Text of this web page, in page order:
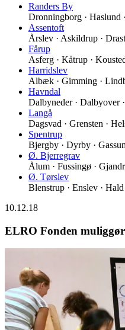
Randers By
Dronningborg · Haslund
Assentoft
Årslev · Askildrup ·
Fårup
Asferg · Kåtrup ·
Harridslev
Albæk · Gimming ·
Havndal
Dalbyneder · Dalbyover
Langå
Dagsvad · Grensten ·
Spentrup
Bjergby · Dyrby ·
Ø. Bjerregrav
Ålum · Fussingø ·
Ø. Tørslev
Blenstrup · Enslev ·
10.12.18
ELRO Fonden